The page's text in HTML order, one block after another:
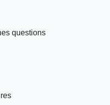
questions